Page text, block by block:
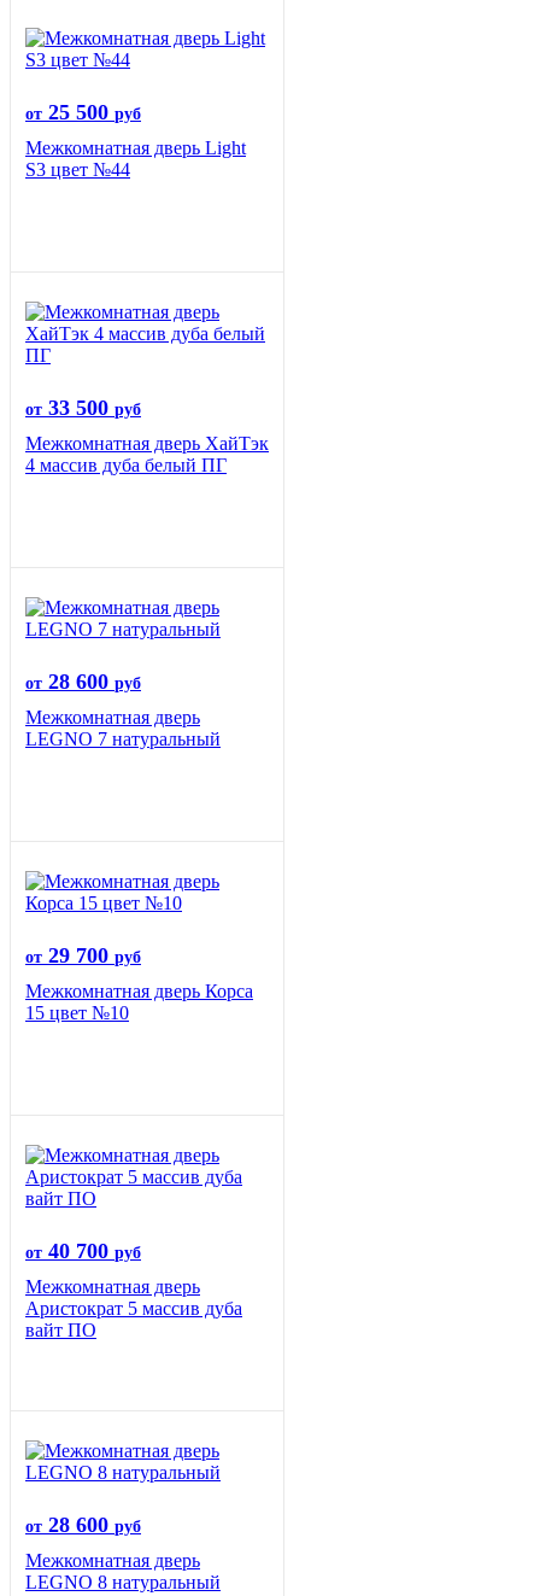
от 25 500 руб
Межкомнатная дверь Light
S3 цвет №44
от 33 500 руб
Межкомнатная дверь ХайТэк
4 массив дуба белый ПГ
от 28 600 руб
Межкомнатная дверь
LEGNO 7 натуральный
от 29 700 руб
Межкомнатная дверь Корса
15 цвет №10
от 40 700 руб
Межкомнатная дверь
Аристократ 5 массив дуба
вайт ПО
от 28 600 руб
Межкомнатная дверь
LEGNO 8 натуральный